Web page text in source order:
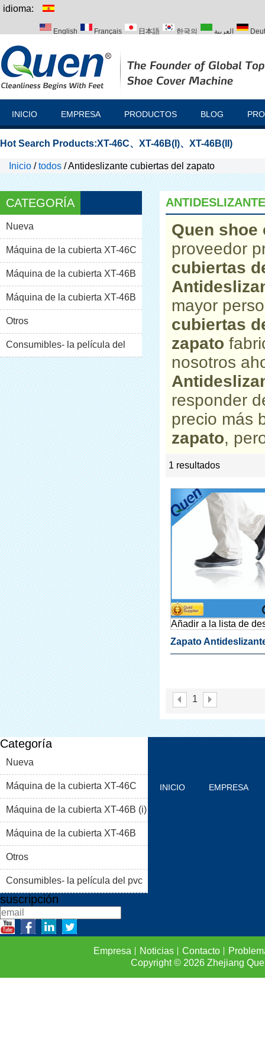
idioma:
English Français 日本語 한국의 العربية
INICIO EMPRESA PRODUCTOS BLOG
Hot Search Products:XT-46C、 XT-46B(I)、 XT-46B(II)
Inicio /todos /Antideslizante cubiertas del zapato
CATEGORÍA
Nueva
Máquina de la cubierta XT-46C
Máquina de la cubierta XT-46B
(i)Máquina de la cubierta XT-46B
(II)
Otros
Consumibles- la película del
pvc
Quen
proveedor
cubiertas
mayor
cubiertas
zapato
nosotros
responder
precio más
zapato,
1 resultados
Añadir a la lista de
Zapato
1
Categoría
Nueva
Máquina de la cubierta XT-46C
Máquina de la cubierta XT-46B (i)
Máquina de la cubierta XT-46B
(II)
Otros
Consumibles- la película del pvc
suscripción
INICIO EMPRESA
Empresa Noticias Contacto
Copyright © 2026Zhejiang